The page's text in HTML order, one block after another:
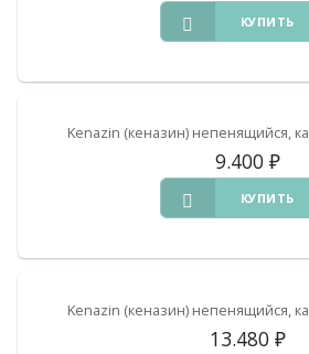
КУПИТЬ
Kenazin (кеназин) непенящийся,
9.400 ₽
КУПИТЬ
Kenazin (кеназин) непенящийся,
13.480 ₽